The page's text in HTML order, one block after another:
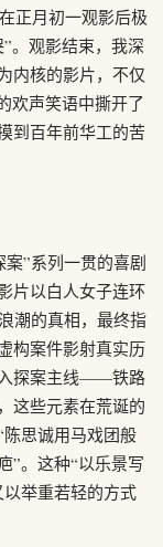
正月初一观影后极
。观影结束，我深
内核的影片，不仅
欢声笑语中撕开了
到百年前华工的苦
案”系列一贯的喜剧
片以白人女子连环
潮的真相，最终指
构案件影射真实历
入探案主线——铁路
这些元素在荒诞的
思诚用马戏团般
”。这种“以乐景写
举重若轻的方式